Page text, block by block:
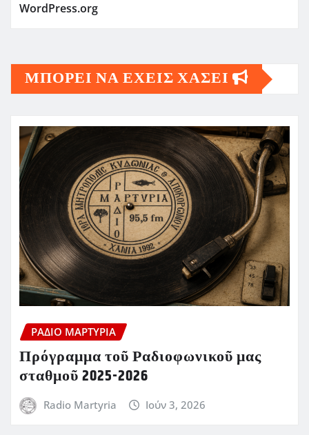
WordPress.org
ΜΠΟΡΕΙ ΝΑ ΕΧΕΙΣ ΧΑΣΕΙ
ΡΆΔΙΟ ΜΑΡΤΥΡΊΑ
Πρόγραμμα τοῦ Ραδιοφωνικοῦ μας
σταθμοῦ 2025-2026
Radio Martyria Ιούν 3, 2026